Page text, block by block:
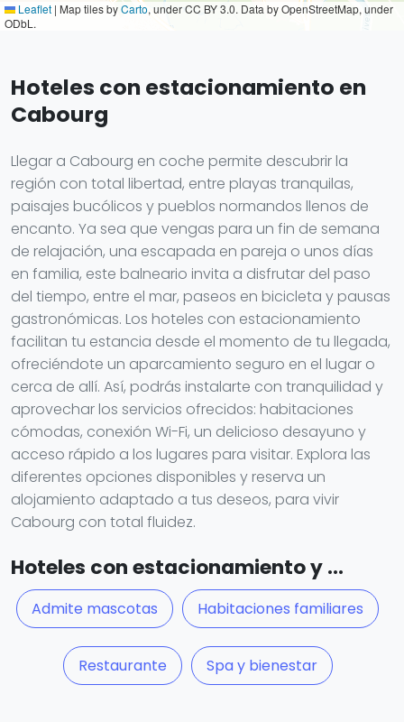
Leaflet | Map tiles byCarto, under CC BY 3.0. Data by OpenStreetMap, under
ODbL.
Hoteles con estacionamiento en
Cabourg
Llegar a Cabourg en coche permite descubrir la
región con total libertad, entre playas tranquilas,
paisajes bucólicos y pueblos normandos llenos de
encanto. Ya sea que vengas para un fin de semana
de relajación, una escapada en pareja o unos días
en familia, este balneario invita a disfrutar del paso
del tiempo, entre el mar, paseos en bicicleta y pausas
gastronómicas. Los hoteles con estacionamiento
facilitan tu estancia desde el momento de tu llegada,
ofreciéndote un aparcamiento seguro en el lugar o
cerca de allí. Así, podrás instalarte con tranquilidad y
aprovechar los servicios ofrecidos: habitaciones
cómodas, conexión Wi-Fi, un delicioso desayuno y
acceso rápido a los lugares para visitar. Explora las
diferentes opciones disponibles y reserva un
alojamiento adaptado a tus deseos, para vivir
Cabourg con total fluidez.
Hoteles con estacionamiento y ...
Admite mascotas Habitaciones familiares
Restaurante Spa y bienestar